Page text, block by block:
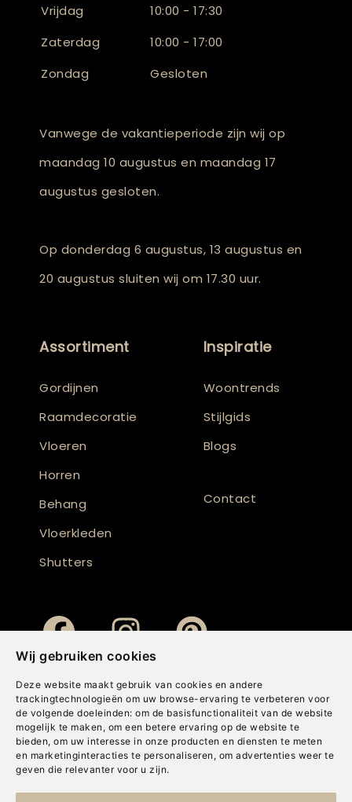
Wij gebruiken cookies
Deze website maakt gebruik van cookies en andere
trackingtechnologieën om uw browse-ervaring te verbeteren voor
de volgende doeleinden: om de basisfunctionaliteit van de website
mogelijk te maken , om een betere ervaring op de website te
bieden, om uw interesse in onze producten en diensten te meten
en marketinginteracties te personaliseren , om advertenties weer te
geven die relevanter voor u zijn.
Vrijdag
10:00 - 17:30
Zaterdag
10:00 - 17:00
Zondag
Gesloten
Vanwege de vakantieperiode zijn wij op
maandag 10 augustus en maandag 17
augustus gesloten.
Op donderdag 6 augustus, 13 augustus en
20 augustus sluiten wij om 17.30 uur.
Assortiment
Gordijnen
Raamdecoratie
Vloeren
Horren
Behang
Vloerkleden
Shutters
Inspiratie
Woontrends
Stijlgids
Blogs
Contact